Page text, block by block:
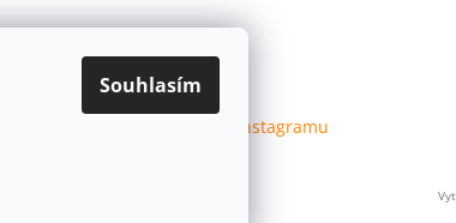
Souhlasím
Sledovat na Instagramu